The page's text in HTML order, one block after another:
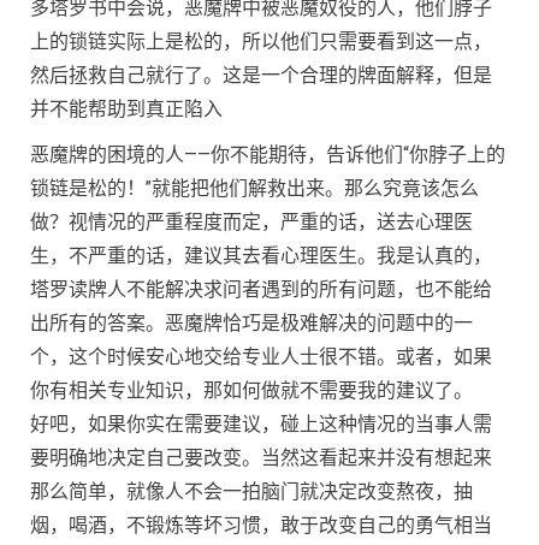
多塔罗书中会说，恶魔牌中被恶魔奴役的人，他们脖子
上的锁链实际上是松的，所以他们只需要看到这一点，
然后拯救自己就行了。这是一个合理的牌面解释，但是
并不能帮助到真正陷入
恶魔牌的困境的人——你不能期待，告诉他们“你脖子上的
锁链是松的！”就能把他们解救出来。那么究竟该怎么
做？视情况的严重程度而定，严重的话，送去心理医
生，不严重的话，建议其去看心理医生。我是认真的，
塔罗读牌人不能解决求问者遇到的所有问题，也不能给
出所有的答案。恶魔牌恰巧是极难解决的问题中的一
个，这个时候安心地交给专业人士很不错。或者，如果
你有相关专业知识，那如何做就不需要我的建议了。
好吧，如果你实在需要建议，碰上这种情况的当事人需
要明确地决定自己要改变。当然这看起来并没有想起来
那么简单，就像人不会一拍脑门就决定改变熬夜，抽
烟，喝酒，不锻炼等坏习惯，敢于改变自己的勇气相当